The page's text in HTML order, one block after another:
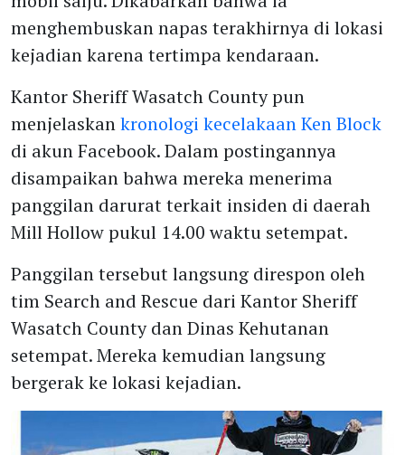
menghembuskan napas terakhirnya di lokasi
kejadian karena tertimpa kendaraan.
Kantor Sheriff Wasatch County pun
menjelaskankronologi kecelakaan Ken Block
di akun Facebook. Dalam postingannya
disampaikan bahwa mereka menerima
panggilan darurat terkait insiden di daerah
Mill Hollow pukul 14.00 waktu setempat.
Panggilan tersebut langsung direspon oleh
tim Search and Rescue dari Kantor Sheriff
Wasatch County dan Dinas Kehutanan
setempat. Mereka kemudian langsung
bergerak ke lokasi kejadian.